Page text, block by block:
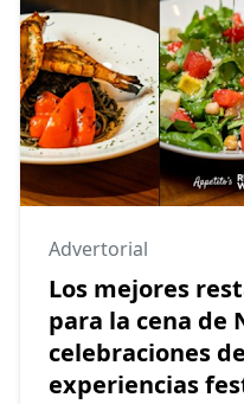
Advertorial
Los mejores
para la cena de
celebraciones
experiencias